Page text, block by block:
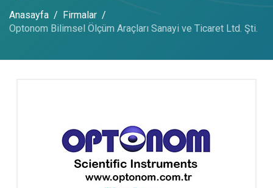
Anasayfa
Firmalar
Optonom Bilimsel Ölçüm Araçları Sanayi ve Ticaret Ltd. Şti.